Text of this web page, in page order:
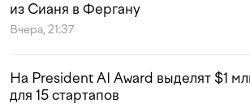
из Сианя в Фергану
Вчера, 21:37
На President AI Award выделят $1
для 15 стартапов